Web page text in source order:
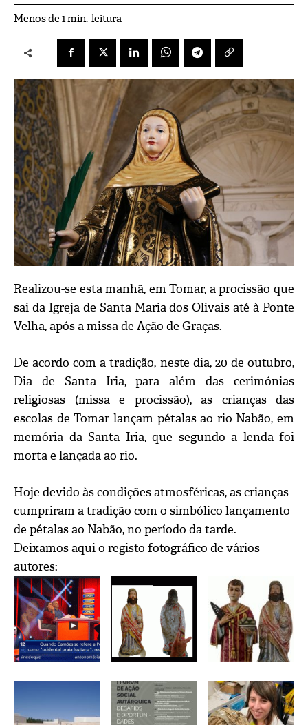
Menos de 1min. leitura
Realizou-se esta manhã, em Tomar, a procissão que
sai da Igreja de Santa Maria dos Olivais até à Ponte
Velha, após a missa de Ação de Graças.
De acordo com a tradição, neste dia, 20 de outubro,
Dia de Santa Iria, para além das cerimónias
religiosas (missa e procissão), as crianças das
escolas de Tomar lançam pétalas ao rio Nabão, em
memória da Santa Iria, que segundo a lenda foi
morta e lançada ao rio.
Hoje devido às condições atmosféricas, as crianças
cumpriram a tradição com o simbólico lançamento
de pétalas ao Nabão, no período da tarde.
Deixamos aqui o registo fotográfico de vários
autores: